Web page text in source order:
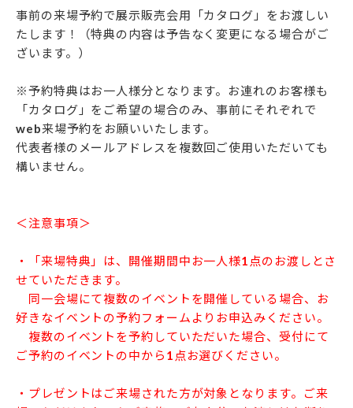
事前の来場予約で展示販売会用「カタログ」をお渡しい
たします！（特典の内容は予告なく変更になる場合がご
ざいます。）
※予約特典はお一人様分となります。お連れのお客様も
「カタログ」をご希望の場合のみ、事前にそれぞれで
web来場予約をお願いいたします。
代表者様のメールアドレスを複数回ご使用いただいても
構いません。
＜注意事項＞
・「来場特典」は、開催期間中お一人様1点のお渡しとさ
せていただきます。
同一会場にて複数のイベントを開催している場合、お
好きなイベントの予約フォームよりお申込みください。
複数のイベントを予約していただいた場合、受付にて
ご予約のイベントの中から1点お選びください。
・プレゼントはご来場された方が対象となります。ご来